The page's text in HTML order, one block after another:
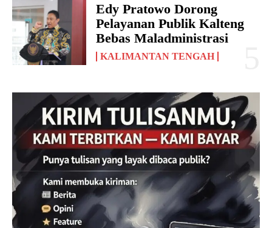
Edy Pratowo Dorong
Pelayanan Publik Kalteng
Bebas Maladministrasi
KALIMANTAN TENGAH